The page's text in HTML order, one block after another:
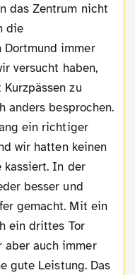
das Zentrum nicht
die
Dortmund immer
versucht haben,
zu
anders besprochen.
ein richtiger
wir hatten keinen
kassiert. In der
besser und
gemacht. Mit ein
ein drittes Tor
aber auch immer
gute Leistung. Das